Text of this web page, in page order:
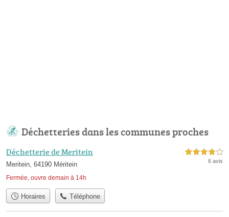
Déchetteries dans les communes proches
Déchetterie de Meritein
Meritein, 64190 Méritein
Fermée, ouvre demain à 14h
4,0 étoiles sur 5
6 avis
Horaires Téléphone